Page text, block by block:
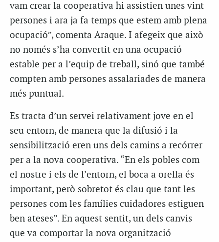
vam crear la cooperativa hi assistien unes vint
persones i ara ja fa temps que estem amb plena
ocupació”, comenta Araque. I afegeix que això
no només s’ha convertit en una ocupació
estable per a l’equip de treball, sinó que també
compten amb persones assalariades de manera
més puntual.
Es tracta d’un servei relativament jove en el
seu entorn, de manera que la difusió i la
sensibilització eren uns dels camins a recórrer
per a la nova cooperativa. “En els pobles com
el nostre i els de l’entorn, el boca a orella és
important, però sobretot és clau que tant les
persones com les famílies cuidadores estiguen
ben ateses”. En aquest sentit, un dels canvis
que va comportar la nova organització